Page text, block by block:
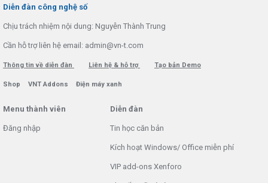
Diễn đàn công nghệ số
Chịu trách nhiệm nội dung: Nguyễn Thành Trung
Cần hỗ trợ liên hệ email: admin@vn-t.com
Thông tin về diễn đàn Liên hệ & hỗ trợ Tạo bản Demo
Shop VNT Addons Điện máy xanh
Menu thành viên
Đăng nhập
Diễn đàn
Tin học căn bản
Kích hoạt Windows/ Office miễn phí
VIP add-ons Xenforo